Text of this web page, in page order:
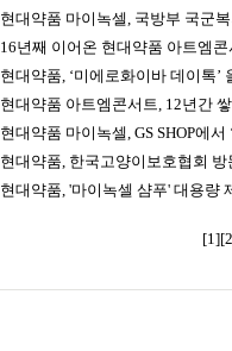
현대약품 마이녹셀, 국방부 국군
16년째 이어온 현대약품 아트엠콘
현대약품, ‘미에로화이바 데이톡’
현대약품 아트엠콘서트, 12년간
현대약품 마이녹셀, GS SHOP에서
현대약품, 한국고양이보호협회 방
현대약품, '마이녹셀 샴푸' 대용량
[1]